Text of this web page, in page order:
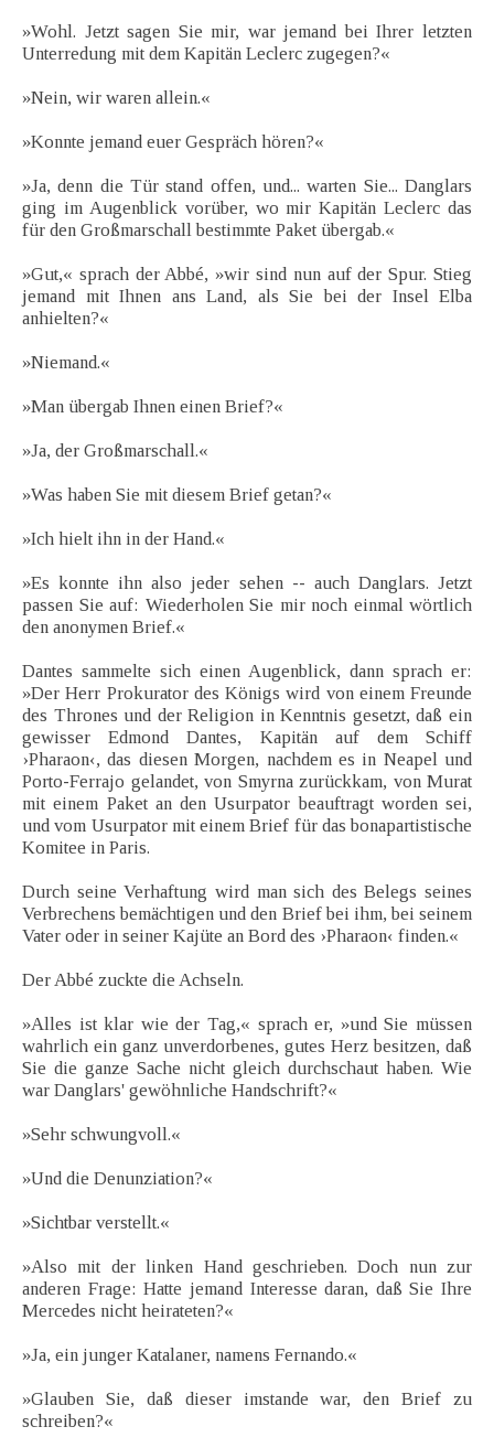
»Wohl. Jetzt sagen Sie mir, war jemand bei Ihrer letzten
Unterredung mit dem Kapitän Leclerc zugegen?«
»Nein, wir waren allein.«
»Konnte jemand euer Gespräch hören?«
»Ja, denn die Tür stand offen, und... warten Sie... Danglars
ging im Augenblick vorüber, wo mir Kapitän Leclerc das
für den Großmarschall bestimmte Paket übergab.«
»Gut,« sprach der Abbé, »wir sind nun auf der Spur. Stieg
jemand mit Ihnen ans Land, als Sie bei der Insel Elba
anhielten?«
»Niemand.«
»Man übergab Ihnen einen Brief?«
»Ja, der Großmarschall.«
»Was haben Sie mit diesem Brief getan?«
»Ich hielt ihn in der Hand.«
»Es konnte ihn also jeder sehen -- auch Danglars. Jetzt
passen Sie auf: Wiederholen Sie mir noch einmal wörtlich
den anonymen Brief.«
Dantes sammelte sich einen Augenblick, dann sprach er:
»Der Herr Prokurator des Königs wird von einem Freunde
des Thrones und der Religion in Kenntnis gesetzt, daß ein
gewisser Edmond Dantes, Kapitän auf dem Schiff
›Pharaon‹, das diesen Morgen, nachdem es in Neapel und
Porto-Ferrajo gelandet, von Smyrna zurückkam, von Murat
mit einem Paket an den Usurpator beauftragt worden sei,
und vom Usurpator mit einem Brief für das bonapartistische
Komitee in Paris.
Durch seine Verhaftung wird man sich des Belegs seines
Verbrechens bemächtigen und den Brief bei ihm, bei seinem
Vater oder in seiner Kajüte an Bord des ›Pharaon‹ finden.«
Der Abbé zuckte die Achseln.
»Alles ist klar wie der Tag,« sprach er, »und Sie müssen
wahrlich ein ganz unverdorbenes, gutes Herz besitzen, daß
Sie die ganze Sache nicht gleich durchschaut haben. Wie
war Danglars' gewöhnliche Handschrift?«
»Sehr schwungvoll.«
»Und die Denunziation?«
»Sichtbar verstellt.«
»Also mit der linken Hand geschrieben. Doch nun zur
anderen Frage: Hatte jemand Interesse daran, daß Sie Ihre
Mercedes nicht heirateten?«
»Ja, ein junger Katalaner, namens Fernando.«
»Glauben Sie, daß dieser imstande war, den Brief zu
schreiben?«